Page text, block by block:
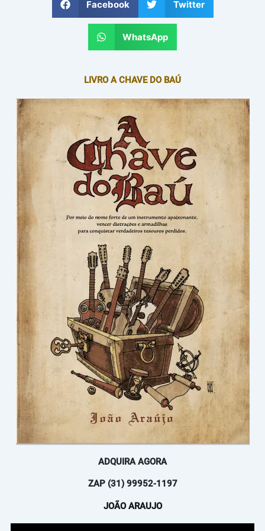
Facebook Twitter
WhatsApp
LIVRO A CHAVE DO BAÚ
ADQUIRA AGORA
ZAP (31) 99952-1197
JOÃO ARAUJO